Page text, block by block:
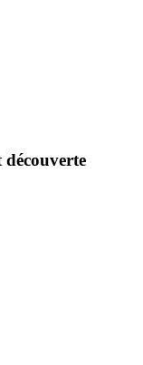
découverte